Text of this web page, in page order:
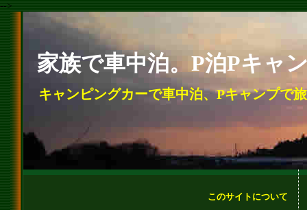
-->
家族で車中泊。P泊Pキャ
キャンピングカーで車中泊、Pキャンプで
このサイトについて